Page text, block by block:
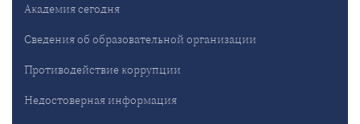
Академия сегодня
Сведения об образовательной организации
Противодействие коррупции
Недостоверная информация